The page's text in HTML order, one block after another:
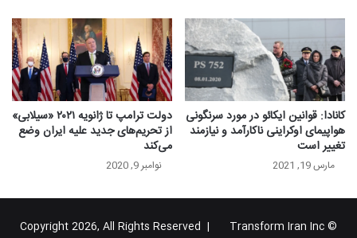
کانادا: قوانین ایکائو در مورد سرنگونی
هواپیمای اوکراینی ناکارآمد و نیازمند
تغییر است
مارس 19, 2021
دولت ترامپ تا ژانویه ۲۰۲۱ «سیلابی»
از تحریم‌های جدید علیه ایران وضع
می‌کند
نوامبر 9, 2020
© Copyright 2026, All Rights Reserved |
Transform Iran Inc